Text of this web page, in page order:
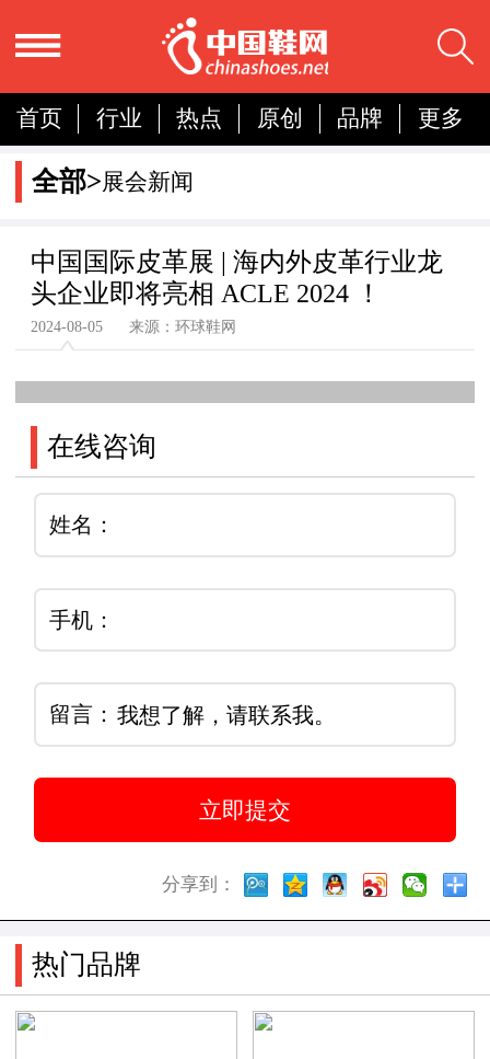
首页 行业 热点 原创 品牌
更多
国内
国际
分析
全部>展会新闻
中国国际皮革展 | 海内外皮革行业龙
头企业即将亮相 ACLE 2024 ！
2024-08-05 来源：环球鞋网
在线咨询
姓名：
手机：
留言：
分享到：
热门品牌